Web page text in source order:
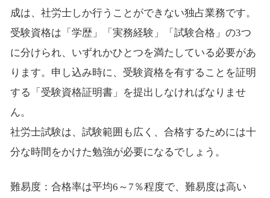
成は、社労士しか行うことができない独占業務です。
受験資格は「学歴」「実務経験」「試験合格」の3つ
に分けられ、いずれかひとつを満たしている必要があ
ります。申し込み時に、受験資格を有することを証明
する「受験資格証明書」を提出しなければなりませ
ん。
社労士試験は、試験範囲も広く、合格するためには十
分な時間をかけた勉強が必要になるでしょう。
難易度：合格率は平均6～7％程度で、難易度は高い